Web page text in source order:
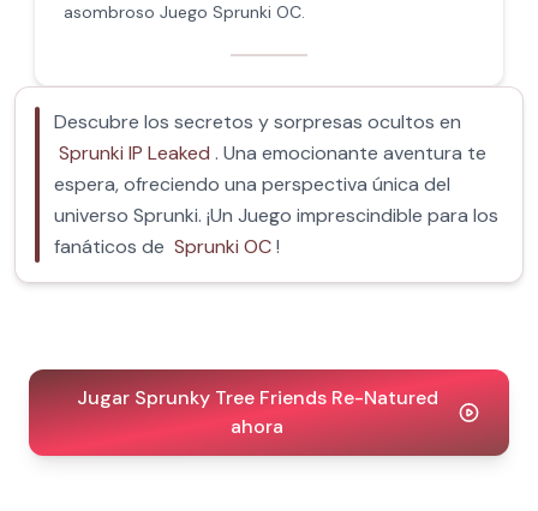
asombroso Juego Sprunki OC.
Descubre los secretos y sorpresas ocultos en
Sprunki IP Leaked . Una emocionante aventura te
espera, ofreciendo una perspectiva única del
universo Sprunki. ¡Un Juego imprescindible para los
fanáticos de Sprunki OC!
Jugar Sprunky Tree Friends Re-Natured
ahora